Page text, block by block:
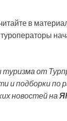
в
от
и подборки по
новостей на